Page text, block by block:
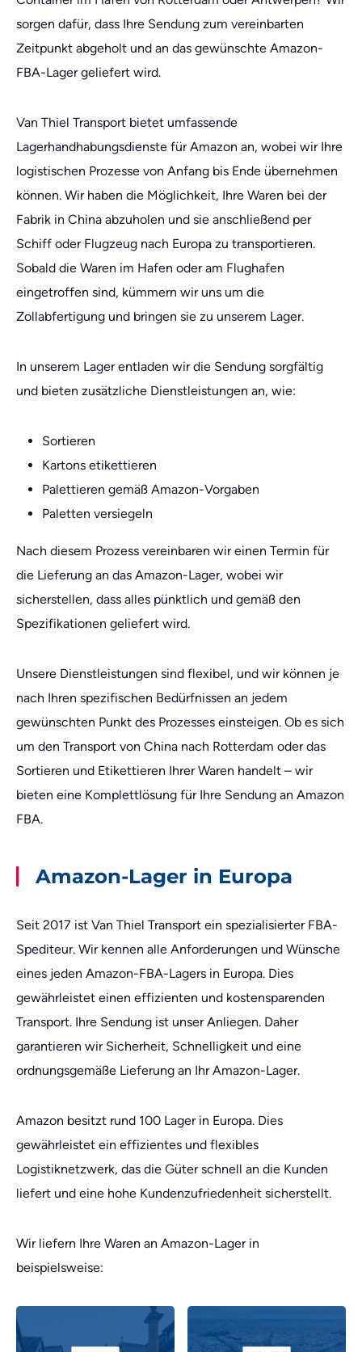
sorgen dafür, dass Ihre Sendung zum vereinbarten
Zeitpunkt abgeholt und an das gewünschte Amazon-
FBA-Lager geliefert wird.
Van Thiel Transport bietet umfassende
Lagerhandhabungsdienste für Amazon an, wobei wir Ihre
logistischen Prozesse von Anfang bis Ende übernehmen
können. Wir haben die Möglichkeit, Ihre Waren bei der
Fabrik in China abzuholen und sie anschließend per
Schiff oder Flugzeug nach Europa zu transportieren.
Sobald die Waren im Hafen oder am Flughafen
eingetroffen sind, kümmern wir uns um die
Zollabfertigung und bringen sie zu unserem Lager.
In unserem Lager entladen wir die Sendung sorgfältig
und bieten zusätzliche Dienstleistungen an, wie:
Sortieren
Kartons etikettieren
Palettieren gemäß Amazon-Vorgaben
Paletten versiegeln
Nach diesem Prozess vereinbaren wir einen Termin für
die Lieferung an das Amazon-Lager, wobei wir
sicherstellen, dass alles pünktlich und gemäß den
Spezifikationen geliefert wird.
Unsere Dienstleistungen sind flexibel, und wir können je
nach Ihren spezifischen Bedürfnissen an jedem
gewünschten Punkt des Prozesses einsteigen. Ob es sich
um den Transport von China nach Rotterdam oder das
Sortieren und Etikettieren Ihrer Waren handelt – wir
bieten eine Komplettlösung für Ihre Sendung an Amazon
FBA.
Amazon-Lager in Europa
Seit 2017 ist Van Thiel Transport ein spezialisierter FBA-
Spediteur. Wir kennen alle Anforderungen und Wünsche
eines jeden Amazon-FBA-Lagers in Europa. Dies
gewährleistet einen effizienten und kostensparenden
Transport. Ihre Sendung ist unser Anliegen. Daher
garantieren wir Sicherheit, Schnelligkeit und eine
ordnungsgemäße Lieferung an Ihr Amazon-Lager.
Amazon besitzt rund 100 Lager in Europa. Dies
gewährleistet ein effizientes und flexibles
Logistiknetzwerk, das die Güter schnell an die Kunden
liefert und eine hohe Kundenzufriedenheit sicherstellt.
Wir liefern Ihre Waren an Amazon-Lager in
beispielsweise: